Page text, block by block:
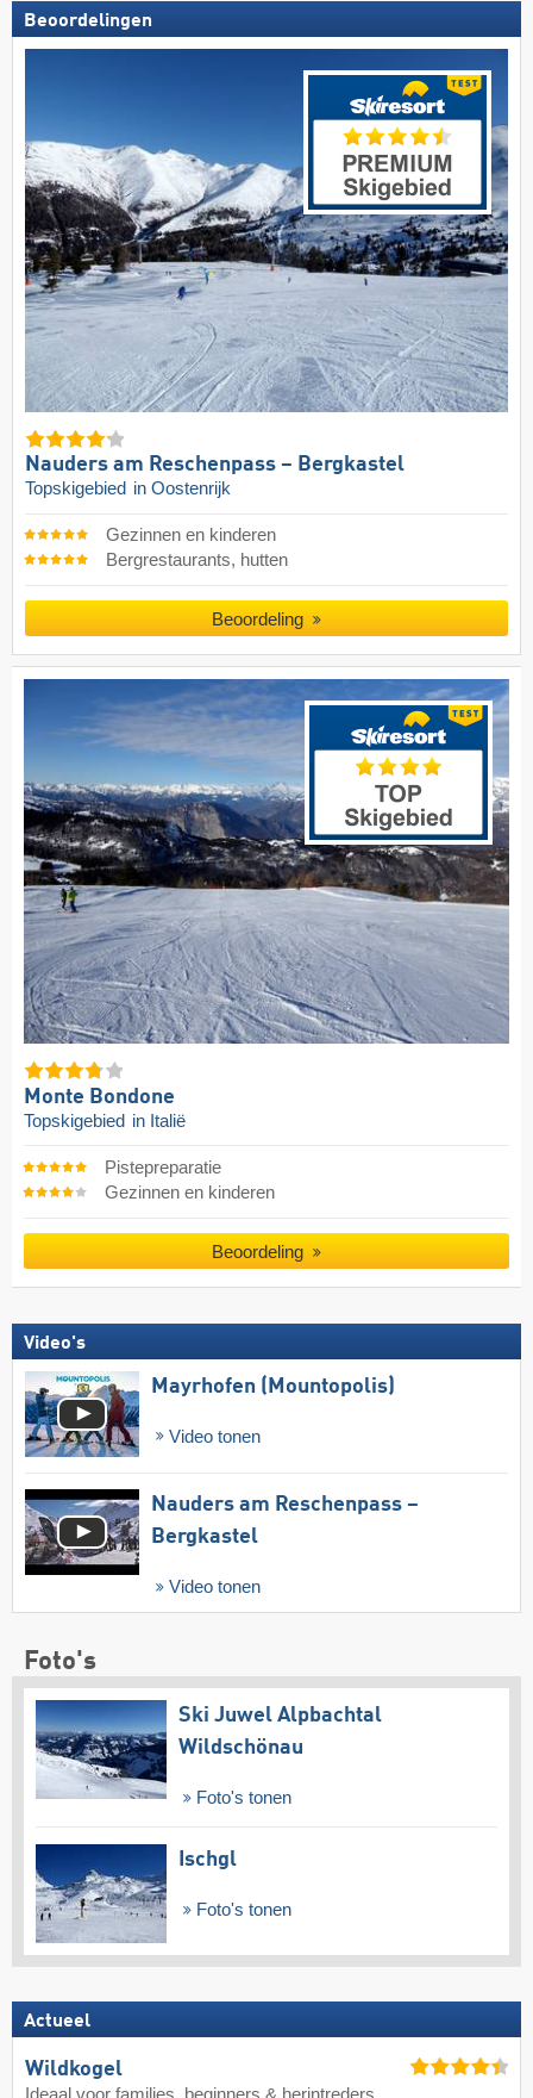
Beoordelingen
Nauders am Reschenpass – Bergkastel
Topskigebied in Oostenrijk
Gezinnen en kinderen
Bergrestaurants, hutten
Beoordeling
Monte Bondone
Topskigebied in Italië
Pistepreparatie
Gezinnen en kinderen
Beoordeling
Video's
Mayrhofen (Mountopolis)
Video tonen
Nauders am Reschenpass –
Bergkastel
Video tonen
Foto's
Ski Juwel Alpbachtal
Wildschönau
Foto's tonen
Ischgl
Foto's tonen
Actueel
Wildkogel